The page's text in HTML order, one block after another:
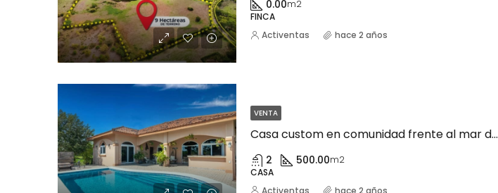
0.00m2
FINCA
Activentas hace 2 años
VENTA
Casa custom en comunidad frente al mar de Pedasí
2 500.00m2
CASA
Activentas hace 2 años